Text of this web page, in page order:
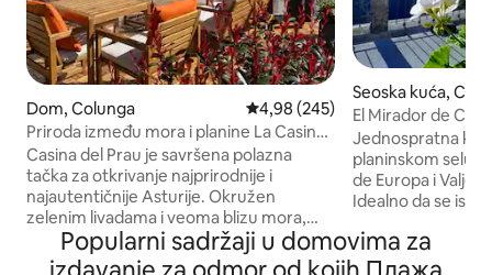
Dom, Colunga Prosečna ocena 4,98 od 5,
4,98 (245)
Priroda između mora i planine La Casina
del Prau
Casina del Prau je savršena polazna
tačka za otkrivanje najprirodnije i
najautentičnije Asturije. Okružen
zelenim livadama i veoma blizu mora,
idealan je za ljubitelje pešačenja,
surfovanja i lokalne kuhinje, sa brzim
Seoska kuća,
El Mirador de
Liébana, Pikos
Jednospratna
planinskom selu
de Europa i Valje
Idealno da se
ovog područja,
udaljena je žičara
Popularni sadržaji u domovima za